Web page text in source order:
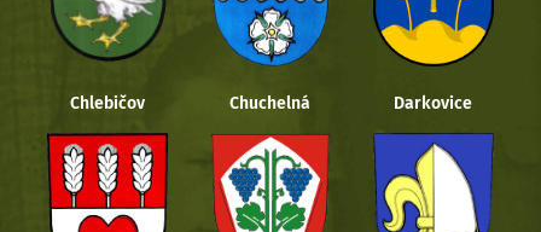
Chlebičov Chuchelná Darkovice